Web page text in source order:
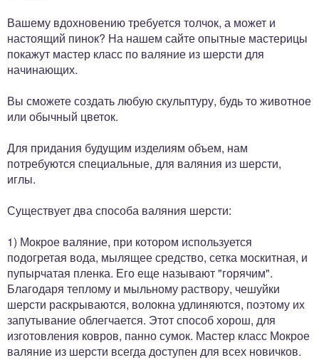
Вашему вдохновению требуется толчок, а может и
настоящий пинок? На нашем сайте опытные мастерицы
покажут мастер класс по валяние из шерсти для
начинающих.
Вы сможете создать любую скульптуру, будь то животное
или обычный цветок.
Для придания будущим изделиям объем, нам
потребуются специальные, для валяния из шерсти,
иглы.
Существует два способа валяния шерсти:
1) Мокрое валяние, при котором используется
подогретая вода, мылящее средство, сетка москитная, и
пупырчатая пленка. Его еще называют "горячим".
Благодаря теплому и мыльному раствору, чешуйки
шерсти раскрываются, волокна удлиняются, поэтому их
запутывание облегчается. Этот способ хорош, для
изготовления ковров, панно сумок. Мастер класс Мокрое
валяние из шерсти всегда доступен для всех новичков.